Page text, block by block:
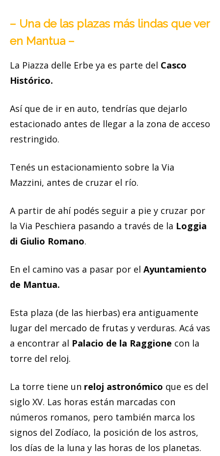
– Una de las plazas más lindas que ver
en Mantua –
La Piazza delle Erbe ya es parte del Casco
Histórico.
Así que de ir en auto, tendrías que dejarlo
estacionado antes de llegar a la zona de acceso
restringido.
Tenés un estacionamiento sobre la Via
Mazzini, antes de cruzar el río.
A partir de ahí podés seguir a pie y cruzar por
la Via Peschiera pasando a través de la Loggia
di Giulio Romano.
En el camino vas a pasar por el Ayuntamiento
de Mantua.
Esta plaza (de las hierbas) era antiguamente
lugar del mercado de frutas y verduras. Acá vas
a encontrar al Palacio de la Raggione con la
torre del reloj.
La torre tiene un reloj astronómico que es del
siglo XV. Las horas están marcadas con
números romanos, pero también marca los
signos del Zodíaco, la posición de los astros,
los días de la luna y las horas de los planetas.